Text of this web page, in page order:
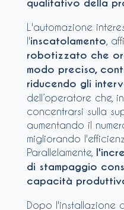
qualitativo della
L'automazione
l'inscatolamento ,
robotizzato che
modo preciso,
riducendo gli
dell’operatore che,
concentrarsi sulla
aumentando il
migliorando
Parallelamente,
di stampaggio
capacità
Dopo l'installazione